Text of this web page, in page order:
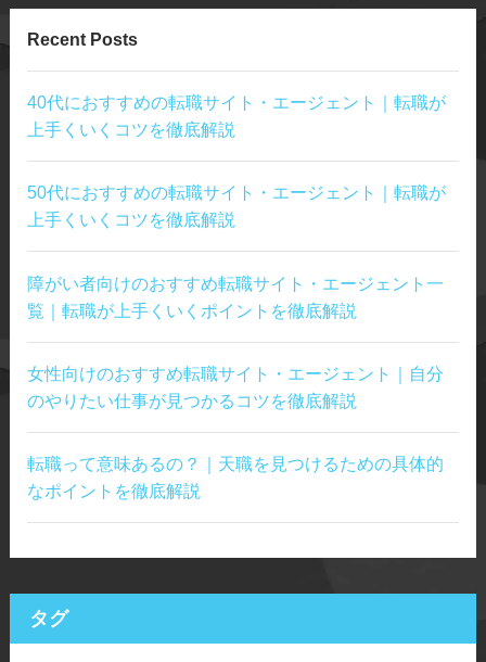
Recent Posts
40代におすすめの転職サイト・エージェント｜転職が
上手くいくコツを徹底解説
50代におすすめの転職サイト・エージェント｜転職が
上手くいくコツを徹底解説
障がい者向けのおすすめ転職サイト・エージェント一
覧｜転職が上手くいくポイントを徹底解説
女性向けのおすすめ転職サイト・エージェント｜自分
のやりたい仕事が見つかるコツを徹底解説
転職って意味あるの？｜天職を見つけるための具体的
なポイントを徹底解説
タグ